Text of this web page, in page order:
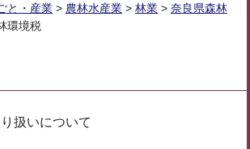
と・産業 > 農林水産業 > 林業 > 奈良県森林
環境税
扱いについて